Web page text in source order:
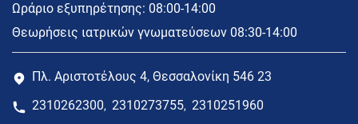
Ωράριο εξυπηρέτησης: 08:00-14:00
Θεωρήσεις ιατρικών γνωματεύσεων 08:30-14:00
Πλ. Αριστοτέλους 4, Θεσσαλονίκη 546 23
2310262300, 2310273755, 2310251960